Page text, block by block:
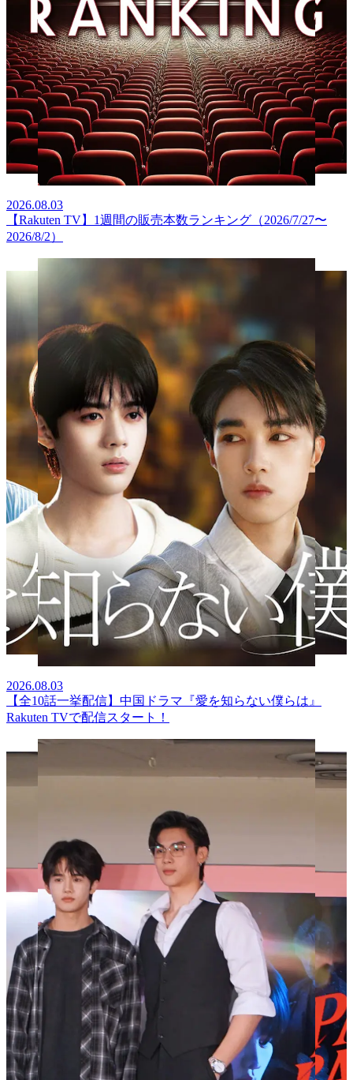
2026.08.03
【Rakuten TV】1週間の販売本数ランキング（2026/7/27〜
2026/8/2）
2026.08.03
【全10話一挙配信】中国ドラマ『愛を知らない僕らは』
Rakuten TVで配信スタート！